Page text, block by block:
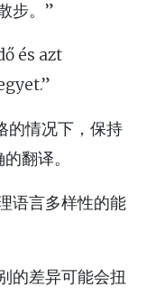
步。”
és azt
的情况下，保持
翻译。
语言多样性的能
的差异可能会扭